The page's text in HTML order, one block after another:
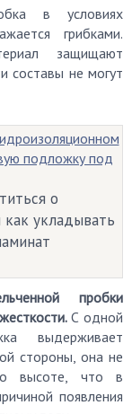
в условиях
грибками.
защищают
составы не могут
о
укладывать
пробки
С одной
выдерживает
стороны, она не
высоте, что в
появления